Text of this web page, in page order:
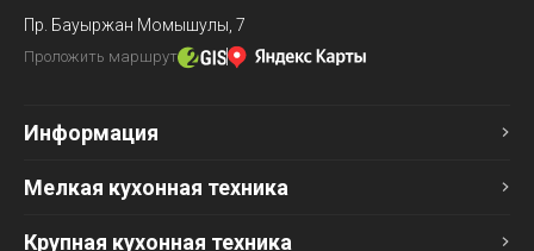
Пр. Бауыржан Момышулы, 7
Проложить маршрут
Информация
Мелкая кухонная техника
Крупная кухонная техника